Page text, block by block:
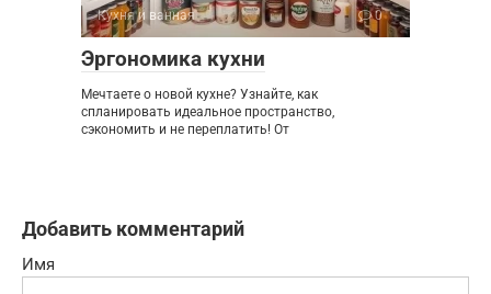
Кухня и ванная 0
Эргономика кухни
Мечтаете о новой кухне? Узнайте, как
спланировать идеальное пространство,
сэкономить и не переплатить! От
Добавить комментарий
Имя